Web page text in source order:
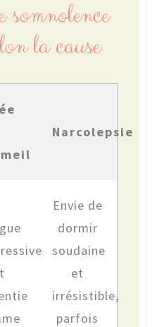
somnolence
la cause
Narcolepsie
Envie de
dormir
soudaine
et
irrésistible,
parfois